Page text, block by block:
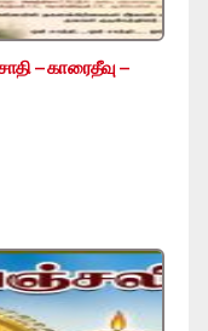
– காரைதீவு –